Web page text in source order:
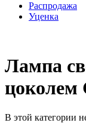
Распродажа
Уценка
Лампа
цоколем
В этой категории